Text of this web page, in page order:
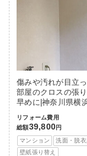
傷みや汚れが目立
部屋のクロスの張
早めに|神奈川県横
リフォーム費用
総額39,800円
マンション
洗面・脱
壁紙張り替え